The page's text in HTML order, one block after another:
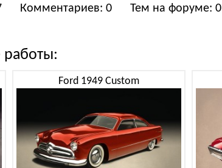
Комментариев: 0 Тем на форуме: 0
Ford 1949 Custom